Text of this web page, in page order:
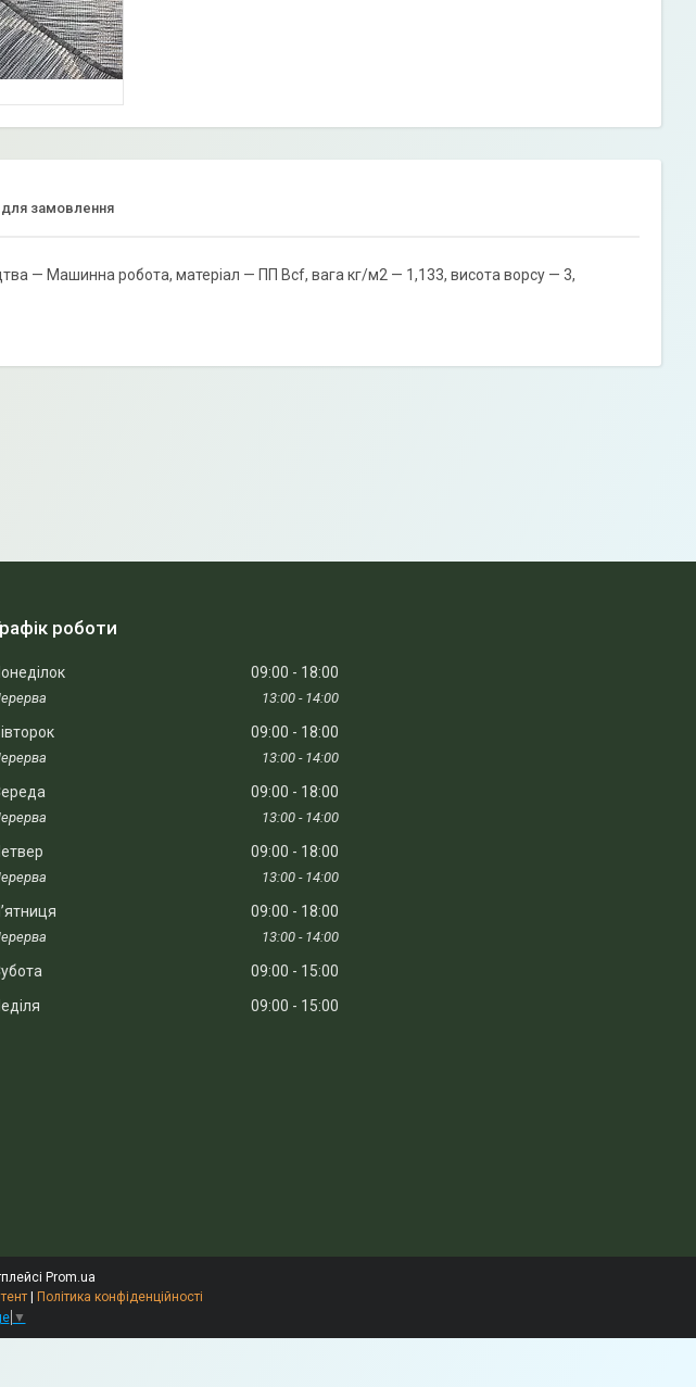
для замовлення
— Машинна робота, матеріал — ПП Bcf, вага кг/м2 — 1,133, висота ворсу — 3,
роботи
09:00 18:00
13:00 14:00
09:00 18:00
13:00 14:00
09:00 18:00
13:00 14:00
09:00 18:00
13:00 14:00
09:00 18:00
13:00 14:00
09:00
15:00
09:00 15:00
Prom.ua
Політика конфіденційності
▼